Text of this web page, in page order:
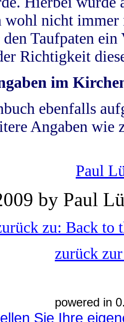
wohl nicht
Taufpaten
Richtigkeit
im
ebenfalls
Angaben wie
Paul
by Paul
zu: Back to
zurück
powered in
Sie Ihre